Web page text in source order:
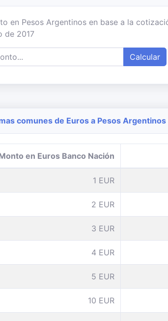
en Pesos Argentinos en base a la
de 2017
Calcular
comunes de Euros a Pesos
en Euros Banco Nación
1 EUR
2 EUR
3 EUR
4 EUR
5 EUR
10 EUR